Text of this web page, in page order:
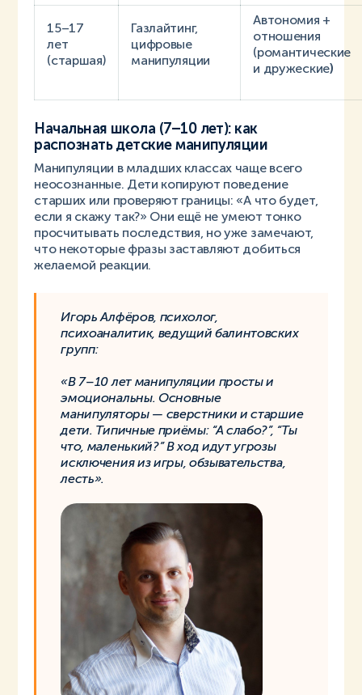
15–17
лет
(старшая)
Газлайтинг,
цифровые
манипуляции
Автономия +
отношения
(романтические
и дружеские)
Начальная школа (7–10 лет): как
распознать детские манипуляции
Манипуляции в младших классах чаще всего
неосознанные. Дети копируют поведение
старших или проверяют границы: «А что будет,
если я скажу так?» Они ещё не умеют тонко
просчитывать последствия, но уже замечают,
что некоторые фразы заставляют добиться
желаемой реакции.
Игорь Алфёров, психолог,
психоаналитик, ведущий балинтовских
групп:
«В 7–10 лет манипуляции просты и
эмоциональны. Основные
манипуляторы — сверстники и старшие
дети. Типичные приёмы: “А слабо?”, “Ты
что, маленький?” В ход идут угрозы
исключения из игры, обзывательства,
лесть».